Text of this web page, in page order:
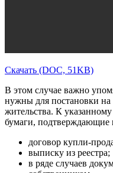
Скачать (DOC, 51KB)
В этом случае важно
нужны для постановки на
жительства. К
бумаги, подтверждающие
договор купли-
выписку из реестра;
в ряде случаев